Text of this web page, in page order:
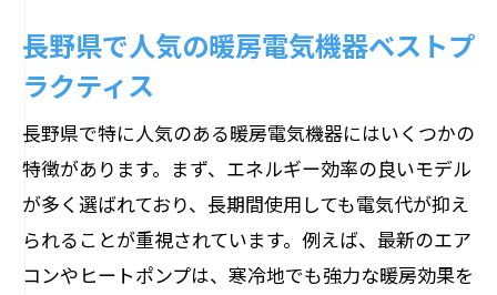
ポイント
業務用電気機器のメンテナンスと管理
長野県のビジネスに最適な業務用電気機
器の選び方
業務用機器の導入事例とその効果
荻原電機が推薦する長野県で使える家庭用電
気機器
長野県で人気の暖房電気機器ベストプ
ラクティス
長野県で特に人気のある暖房電気機器にはいくつかの
特徴があります。まず、エネルギー効率の良いモデル
が多く選ばれており、長期間使用しても電気代が抑え
られることが重視されています。例えば、最新のエア
コンやヒートポンプは、寒冷地でも強力な暖房効果を